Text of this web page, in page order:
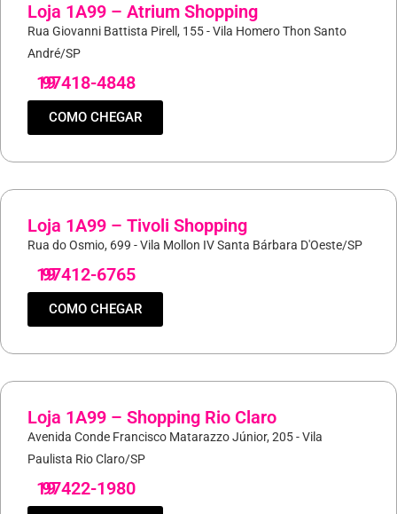
Loja 1A99 – Atrium Shopping
Rua Giovanni Battista Pirell, 155 - Vila Homero Thon Santo
André/SP
19
97418-4848
COMO CHEGAR
Loja 1A99 – Tivoli Shopping
Rua do Osmio, 699 - Vila Mollon IV Santa Bárbara D'Oeste/SP
19
97412-6765
COMO CHEGAR
Loja 1A99 – Shopping Rio Claro
Avenida Conde Francisco Matarazzo Júnior, 205 - Vila
Paulista Rio Claro/SP
19
97422-1980